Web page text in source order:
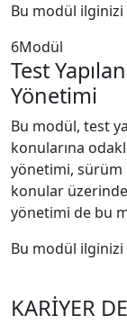
Bu modül
6Modül
Test
Yönetimi
Bu modül, test
konularına
yönetimi,
konular
yönetimi de bu
Bu modül
KARİYER